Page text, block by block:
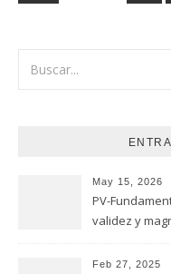
May 15, 2026
PV-
validez y
Feb 27, 2025